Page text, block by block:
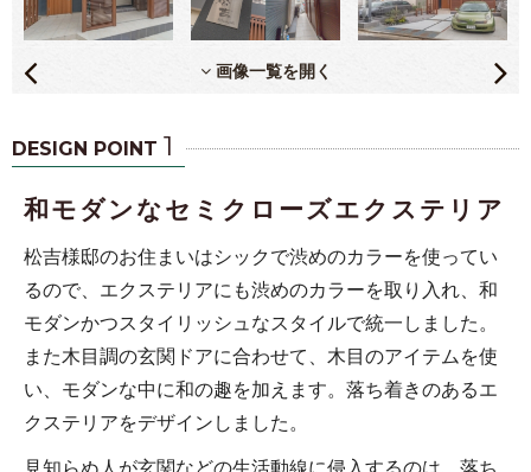
画像一覧を開く
DESIGN POINT 1
和モダンなセミクローズエクステリア
松吉様邸のお住まいはシックで渋めのカラーを使ってい
るので、エクステリアにも渋めのカラーを取り入れ、和
モダンかつスタイリッシュなスタイルで統一しました。
また木目調の玄関ドアに合わせて、木目のアイテムを使
い、モダンな中に和の趣を加えます。落ち着きのあるエ
クステリアをデザインしました。
見知らぬ人が玄関などの生活動線に侵入するのは、落ち